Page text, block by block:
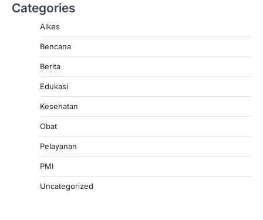
Categories
Alkes
Bencana
Berita
Edukasi
Kesehatan
Obat
Pelayanan
PMI
Uncategorized